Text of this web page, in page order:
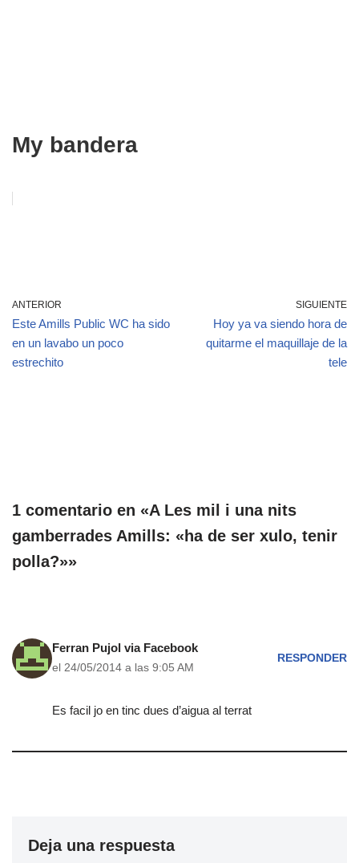
My bandera
ANTERIOR
Este Amills Public WC ha sido
en un lavabo un poco
estrechito
SIGUIENTE
Hoy ya va siendo hora de
quitarme el maquillaje de la
tele
1 comentario en «A Les mil i una nits
gamberrades Amills: «ha de ser xulo, tenir
polla?»»
Ferran Pujol via Facebook
el 24/05/2014 a las 9:05 AM
RESPONDER
Es facil jo en tinc dues d’aigua al terrat
Deja una respuesta